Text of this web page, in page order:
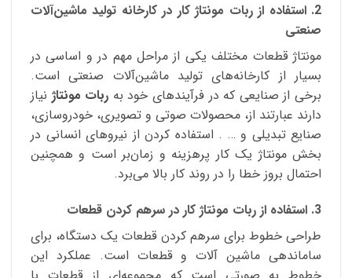
2. استفاده از ربات مونتاژ کار در کارخانه تولید ماشین‌آلات
صنعتی
مونتاژ قطعات مختلف یکی از مراحل مهم در و اساسی در
بسیار از کارخانه‌های تولید ماشین‌آلات صنعتی است.
برخی از صنایعی که در فرآیندهای خود به ربات مونتاژ نیاز
دارند عبارتند از، محصولات صوتی و تصویری، خودروسازی،
صنایع تبدیلی و … . استفاده کردن از نیروهای انسانی در
بخش مونتاژ یک کار پر‌هزینه و زمان‌بر است و همچنین
احتمال بروز خطا را در روند کار بالا می‌برد.
3. استفاده از ربات مونتاژ کار در سرهم کردن قطعات
طراحی خطوط برای سرهم کردن قطعات یک دستگاه، برای
ساماندهی ماشین آلات و قطعات است. عملکرد این